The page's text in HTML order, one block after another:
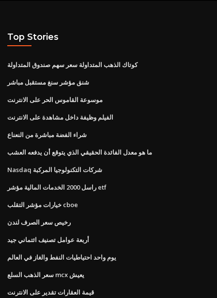
Top Stories
كوتاك الذهب المتداولة سعر سهم صندوق المتداولة
شنق مؤشر سنغ مستقبل مباشر
موسوعة القاموس الحر على الانترنت
الفيلم وظيفة داخل مشاهدة على الانترنت
شراء الفضة مباشرة من النعناع
ما هو معدل الفائدة الحقيقي الذي يتوقع أن يدفعه العشب
Nasdaq شركات التكنولوجيا المركبة
راسل 2000 الخدمات المالية مؤشر etf
خيارات مؤشر التقلب cboe
رخيص سعر الصرف لندن
أربعة عوامل تصنيف ائتماني جيد
يوم واحد احتياطيات النفط والغاز في العالم
سعر الذهب السلع mcx يعيش
قيمة العقارات تقدير على الانترنت